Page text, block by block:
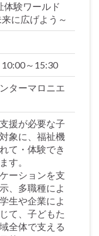
体験ワールド
に広げよう～
～15:30
ターマロニエ
援が必要な子
象に、福祉機
て・体験でき
す。
ーションを支
、多職種によ
生や企業によ
て、子どもた
全体で支える